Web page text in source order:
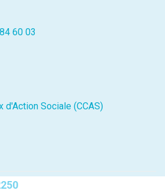
60 03
d'Action Sociale (CCAS)